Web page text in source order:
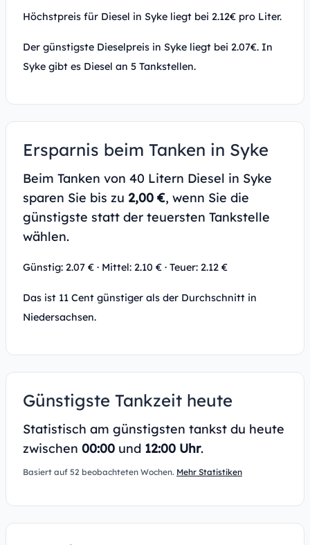
Höchstpreis für Diesel in Syke liegt bei 2.12€ pro Liter.
Der günstigste Dieselpreis in Syke liegt bei 2.07€. In
Syke gibt es Diesel an 5 Tankstellen.
Ersparnis beim Tanken in Syke
Beim Tanken von 40 Litern Diesel in Syke
sparen Sie bis zu 2,00 €, wenn Sie die
günstigste statt der teuersten Tankstelle
wählen.
Günstig: 2.07 € · Mittel: 2.10 € · Teuer: 2.12 €
Das ist 11 Cent günstiger als der Durchschnitt in
Niedersachsen.
Günstigste Tankzeit heute
Statistisch am günstigsten tankst du heute
zwischen 00:00 und 12:00 Uhr.
Basiert auf 52 beobachteten Wochen. Mehr Statistiken